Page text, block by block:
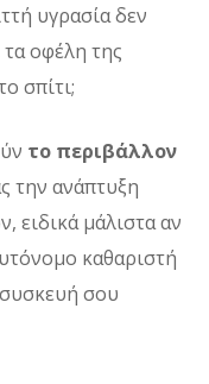
υγρασία δεν
τα οφέλη της
σπίτι;
το περιβάλλον
την ανάπτυξη
ειδικά μάλιστα αν
καθαριστή
σου